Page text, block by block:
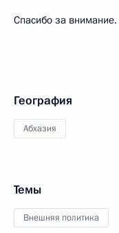
Спасибо за внимание.
География
Абхазия
Темы
Внешняя политика